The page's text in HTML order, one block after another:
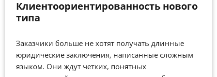
Клиентоориентированность нового
типа
Заказчики больше не хотят получать длинные
юридические заключения, написанные сложным
языком. Они ждут четких, понятных